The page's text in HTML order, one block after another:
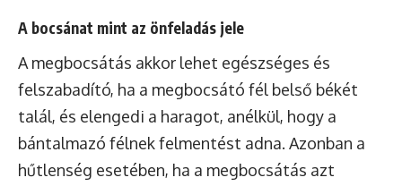
A bocsánat mint az önfeladás jele
A megbocsátás akkor lehet egészséges és
felszabadító, ha a megbocsátó fél belső békét
talál, és elengedi a haragot, anélkül, hogy a
bántalmazó félnek felmentést adna. Azonban a
hűtlenség esetében, ha a megbocsátás azt